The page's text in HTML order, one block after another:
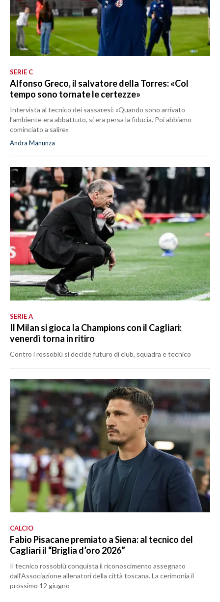
SERIE C
Alfonso Greco, il salvatore della Torres: «Col
tempo sono tornate le certezze»
Intervista al tecnico dei sassaresi: «Quando sono arrivato
l’ambiente era abbattuto, si era persa la fiducia. Poi abbiamo
cominciato a salire»
Andra Manunza
SERIE A
Il Milan si gioca la Champions con il Cagliari:
venerdì torna in ritiro
Contro i rossoblù si decide futuro di club, squadra e tecnico
CALCIO
Fabio Pisacane premiato a Siena: al tecnico del
Cagliari il “Briglia d’oro 2026”
Il tecnico rossoblù conquista il riconoscimento assegnato
dall’Associazione allenatori della città toscana. La cerimonia il
prossimo 12 giugno